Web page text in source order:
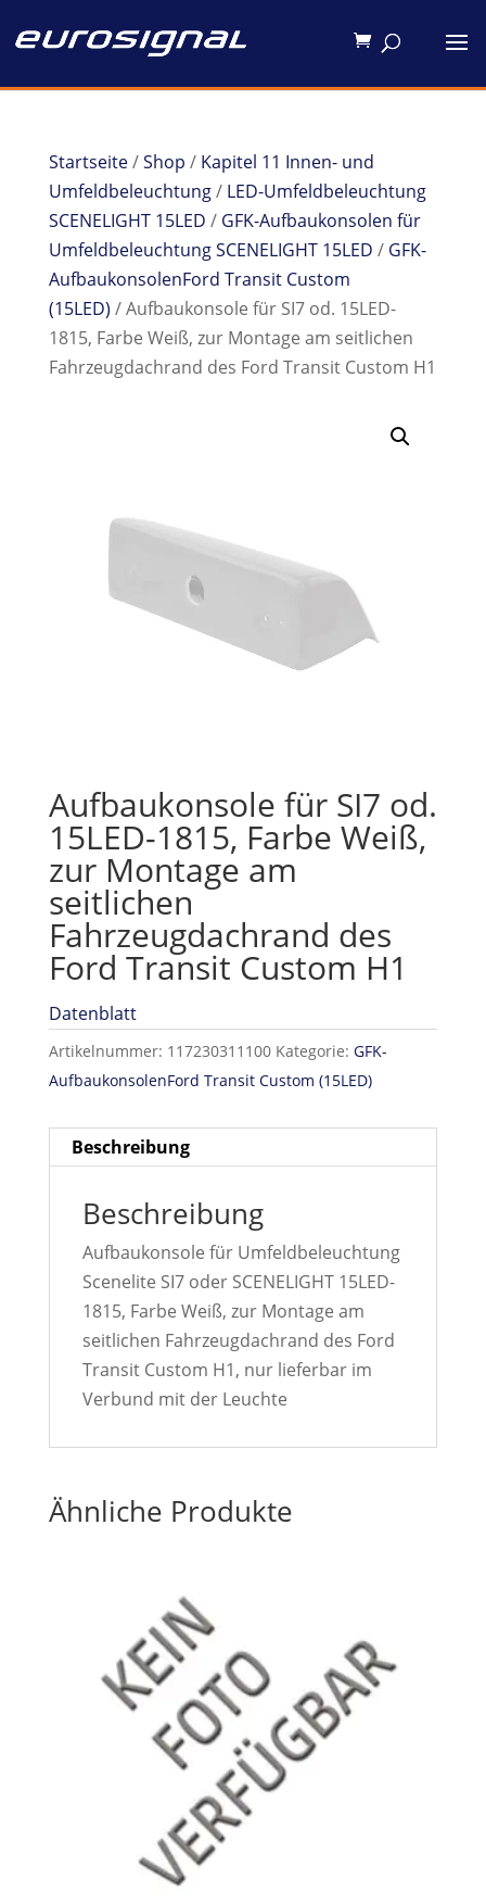
Startseite/Shop / Kapitel 11 Innen- und
Umfeldbeleuchtung/ LED-Umfeldbeleuchtung
SCENELIGHT 15LED / GFK-Aufbaukonsolen für
Umfeldbeleuchtung SCENELIGHT 15LED / GFK-
AufbaukonsolenFord Transit Custom
(15LED) / Aufbaukonsole für SI7 od. 15LED-
1815, Farbe Weiß, zur Montage am seitlichen
Fahrzeugdachrand des Ford Transit Custom H1
Aufbaukonsole für SI7 od.
15LED-1815, Farbe Weiß,
zur Montage am
seitlichen
Fahrzeugdachrand des
Ford Transit Custom H1
Datenblatt
Artikelnummer: 117230311100 Kategorie: GFK-
AufbaukonsolenFord Transit Custom (15LED)
Beschreibung
Beschreibung
Aufbaukonsole für Umfeldbeleuchtung
Scenelite SI7 oder SCENELIGHT 15LED-
1815, Farbe Weiß, zur Montage am
seitlichen Fahrzeugdachrand des Ford
Transit Custom H1, nur lieferbar im
Verbund mit der Leuchte
Ähnliche Produkte